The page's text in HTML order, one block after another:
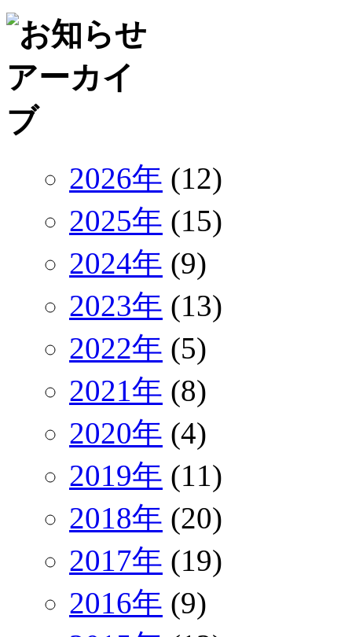
2026年 (12)
2025年 (15)
2024年 (9)
2023年 (13)
2022年 (5)
2021年 (8)
2020年 (4)
2019年 (11)
2018年 (20)
2017年 (19)
2016年 (9)